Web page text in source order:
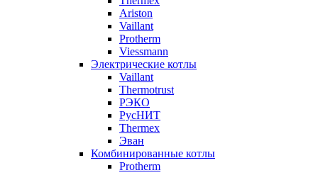
Ariston
Vaillant
Protherm
Viessmann
Электрические котлы
Vaillant
Thermotrust
РЭКО
РусНИТ
Thermex
Эван
Комбинированные котлы
Protherm